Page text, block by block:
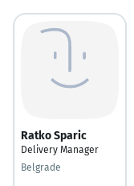
Ratko Sparic
Delivery Manager
Belgrade